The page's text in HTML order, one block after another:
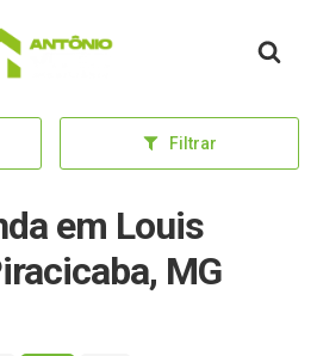
inicial
Filtrar
em Louis
MG